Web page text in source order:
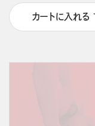
カートに入れる